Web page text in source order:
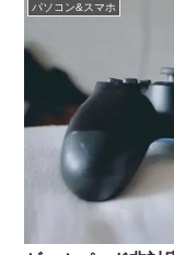
パソコン&スマホ